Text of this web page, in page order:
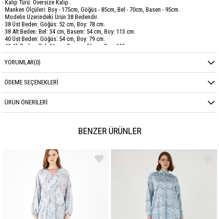
· Kalıp Türü: Oversize Kalıp.
· Manken Ölçüleri: Boy - 175cm, Göğüs - 85cm, Bel - 70cm, Basen - 95cm.
· Modelin Üzerindeki Ürün 38 Bedendir.
· 38 Üst Beden: Göğüs: 52 cm, Boy: 78 cm.
· 38 Alt Beden: Bel: 34 cm, Basem: 54 cm, Boy: 113 cm.
· 40 Üst Beden: Göğüs: 54 cm, Boy: 79 cm.
· 40 Alt Beden: Bel: 36 cm, Basem: 56 cm, Boy: 113 cm.
· 42 Üst Beden: Göğüs: 56 cm, Boy: 80 cm.
· 42 Alt Beden: Bel: 38 cm, Basem: 58 cm, Boy: 113 cm.
· 44 Üst Beden: Göğüs: 58 cm, Boy: 81 cm.
Marka GARZİA
SATEN AEROBİN
YORUMLAR(0)
ÖDEME SEÇENEKLERI
ÜRÜN ÖNERILERI
BENZER ÜRÜNLER